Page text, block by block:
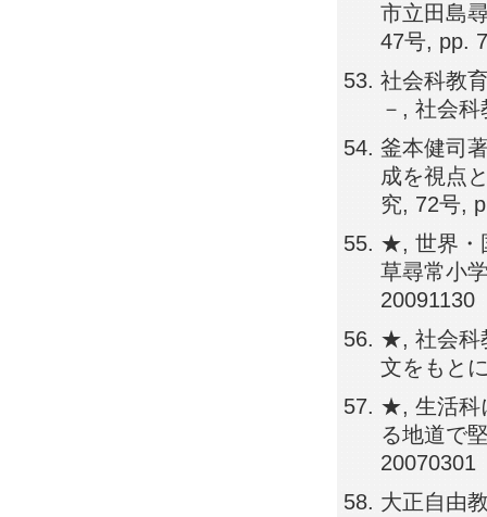
市立田島
47号, pp.
社会科教
－, 社会
釜本健司
成を視点
究, 72号,
★, 世界・
草尋常小
20091130
★, 社会科
文をもと
★, 生活科
る地道で
20070301
大正自由